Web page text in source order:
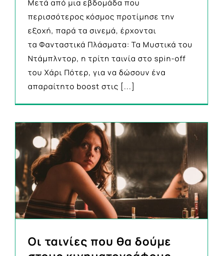
Mετά από μια εβδομάδα που
περισσότερος κόσμος προτίμησε την
εξοχή, παρά τα σινεμά, έρχονται
τα Φανταστικά Πλάσματα: Τα Μυστικά του
Ντάμπλντορ, η τρίτη ταινία στο spin-off
του Χάρι Πότερ, για να δώσουν ένα
απαραίτητο boost στις [...]
Οι ταινίες που θα δούμε